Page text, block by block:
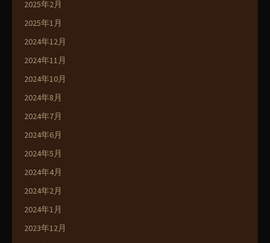
2025年2月
2025年1月
2024年12月
2024年11月
2024年10月
2024年8月
2024年7月
2024年6月
2024年5月
2024年4月
2024年2月
2024年1月
2023年12月